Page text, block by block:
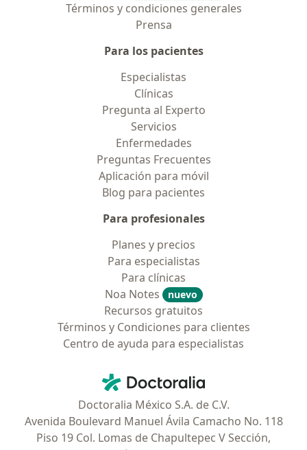
Términos y condiciones generales
Prensa
Para los pacientes
Especialistas
Clínicas
Pregunta al Experto
Servicios
Enfermedades
Preguntas Frecuentes
Aplicación para móvil
Blog para pacientes
Para profesionales
Planes y precios
Para especialistas
Para clínicas
Noa Notes
nuevo
Recursos gratuitos
Términos y Condiciones para clientes
Centro de ayuda para especialistas
Doctoralia - Página de inicio
Doctoralia México S.A. de C.V.
Avenida Boulevard Manuel Ávila Camacho No. 118
Piso 19 Col. Lomas de Chapultepec V Sección,